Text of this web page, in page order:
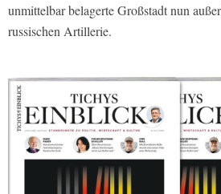
unmittelbar belagerte Großstadt nun
russischen Artillerie.